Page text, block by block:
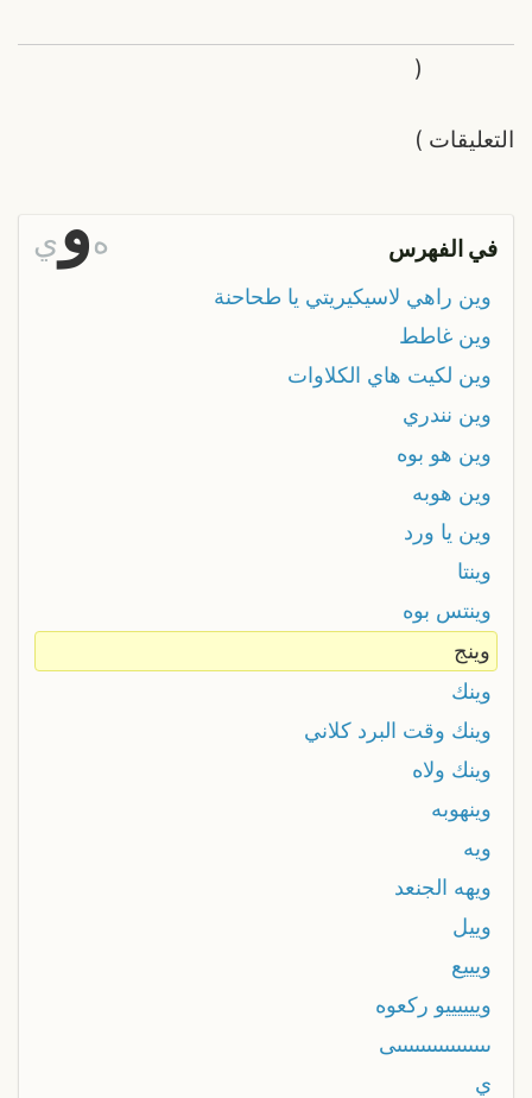
التعليقات
(
)
في الفهرس هو ي
وين راهي لاسيكيريتي يا طحاحنة
وين غاطط
وين لكيت هاي الكلاوات
وين نندري
وين هو بوه
وين هوبه
وين يا ورد
وينتا
وينتس بوه
وينج
وينك
وينك وقت البرد كلاني
وينك ولاه
وينهوبه
ويه
ويهه الجنعد
وييل
ويييع
وييييييو ركعوه
ىىىىىىىىىىىىىىىىى
ي